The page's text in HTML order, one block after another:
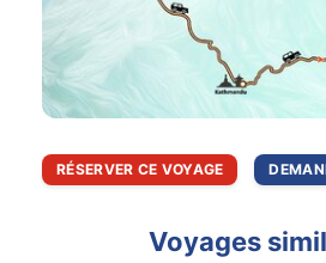
RÉSERVER CE VOYAGE
Voyages